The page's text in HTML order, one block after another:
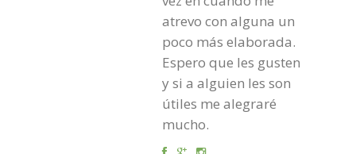
atrevo con alguna un
poco más elaborada.
Espero que les gusten
y si a alguien les son
útiles me alegraré
mucho.